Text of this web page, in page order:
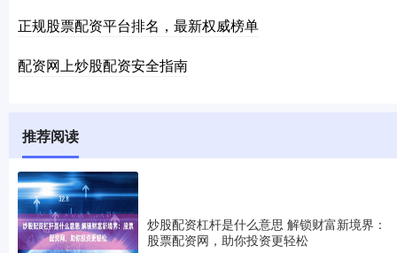
正规股票配资平台排名，最新权威榜单
配资网上炒股配资安全指南
推荐阅读
炒股配资杠杆是什么意思 解锁财富新境界：
股票配资网，助你投资更轻松